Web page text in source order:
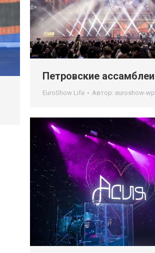
Петровские ассамблеи
EuroShow Life Автор: euroshow-wp